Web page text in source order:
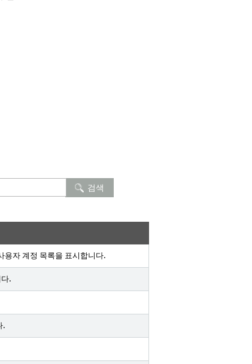
검색
자 계정 목록을 표시합니다.
.
.